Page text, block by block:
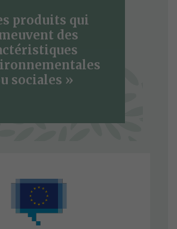
produits qui
des
sociales »